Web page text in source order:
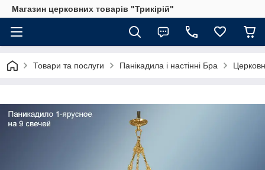
Магазин церковних товарів "Трикірій"
Товари та послуги Панікадила і настінні Бра